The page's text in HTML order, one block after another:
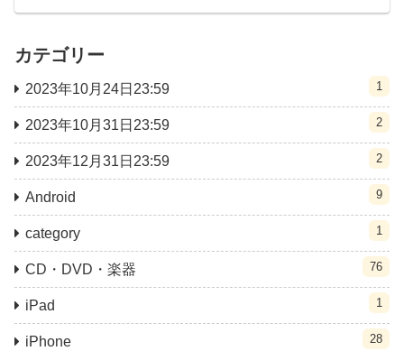
カテゴリー
2023年10月24日23:59 1
2023年10月31日23:59 2
2023年12月31日23:59 2
Android 9
category 1
CD・DVD・楽器 76
iPad 1
iPhone 28